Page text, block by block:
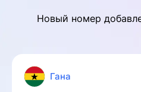
Новый номер
Гана